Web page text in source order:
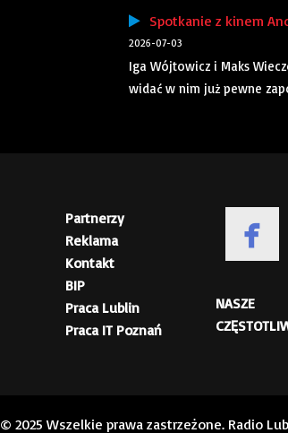
Spotkanie z kinem
2026-07-03
Iga Wójtowicz i Maks
widać w nim już pewne
Partnerzy
Reklama
Kontakt
BIP
Praca Lublin
Praca IT Poznań
NASZE
© 2025 Wszelkie prawa zastrzeżone. Radio